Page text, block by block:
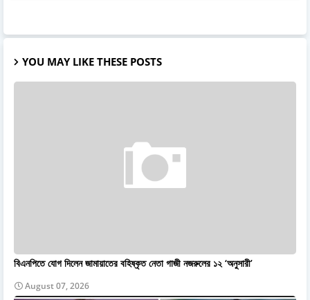
YOU MAY LIKE THESE POSTS
বিএনপিতে যোগ দিলেন জামায়াতের বহিষ্কৃত নেতা গাজী নজরুলের ১২ ‘অনুসারী’
August 07, 2026